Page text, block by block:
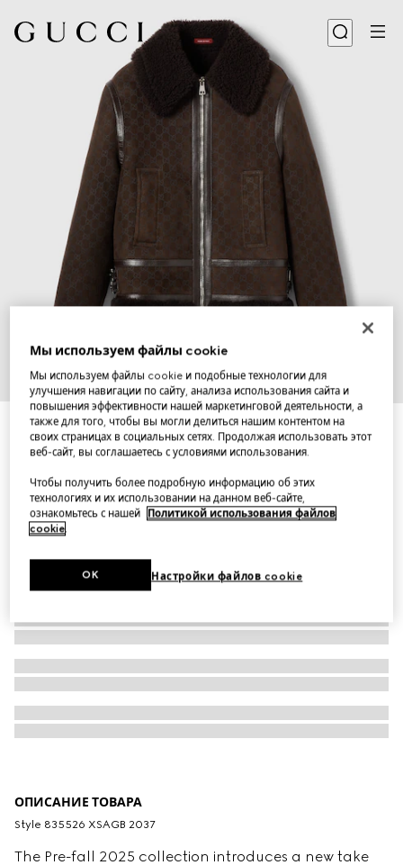
/6
Printed suede shearling jacket
ОПИСАНИЕ ТОВАРА
Style ‎835526 XSAGB 2037
The Pre-fall 2025 collection introduces a new take
Мы используем файлы cookie
Мы используем файлы cookie и подобные технологии для
улучшения навигации по сайту, анализа использования сайта и
повышения эффективности нашей маркетинговой деятельности, а
также для того, чтобы вы могли делиться нашим контентом на
своих страницах в социальных сетях. Продолжая использовать этот
веб-сайт, вы соглашаетесь с условиями использования.
Чтобы получить более подробную информацию об этих
технологиях и их использовании на данном веб-сайте,
ознакомьтесь с нашей
Политикой использования файлов
cookie.
Настройки файлов cookie
OK